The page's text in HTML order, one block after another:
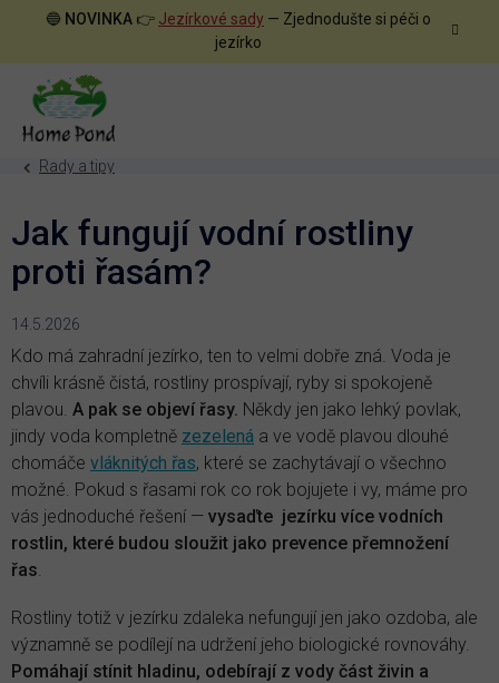
🔵 NOVINKA 👉 Jezírkové sady — Zjednodušte si péči o
jezírko
Rady a tipy
Jak fungují vodní rostliny
proti řasám?
14.5.2026
Kdo má zahradní jezírko, ten to velmi dobře zná. Voda je
chvíli krásně čistá, rostliny prospívají, ryby si spokojeně
plavou. A pak se objeví řasy. Někdy jen jako lehký povlak,
jindy voda kompletně zezelená a ve vodě plavou dlouhé
chomáče vláknitých řas, které se zachytávají o všechno
možné. Pokud s řasami rok co rok bojujete i vy, máme pro
vás jednoduché řešení — vysaďte jezírku více vodních
rostlin, které budou sloužit jako prevence přemnožení
řas
Rostliny totiž v jezírku zdaleka nefungují jen jako ozdoba, ale
významně se podílejí na udržení jeho biologické rovnováhy.
Pomáhají stínit hladinu, odebírají z vody část živin a